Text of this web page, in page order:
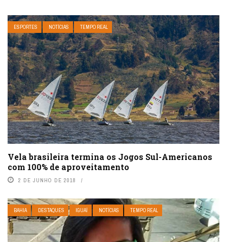
ESPORTES NOTÍCIAS TEMPO REAL
Vela brasileira termina os Jogos Sul-Americanos
com 100% de aproveitamento
2 DE JUNHO DE 2018
BAHIA DESTAQUES IGUAÍ NOTÍCIAS TEMPO REAL